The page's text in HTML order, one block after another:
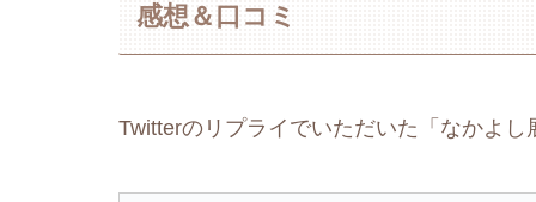
感想＆口コミ
Twitterのリプライでいただいた「なかよし